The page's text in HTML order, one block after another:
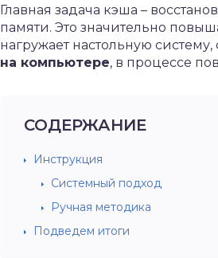
Главная задача кэша –
памяти. Это значительно
нагружает настольную
на компьютере, в процессе
СОДЕРЖАНИЕ
Инструкция
Системный подход
Ручная методика
Подведем итоги